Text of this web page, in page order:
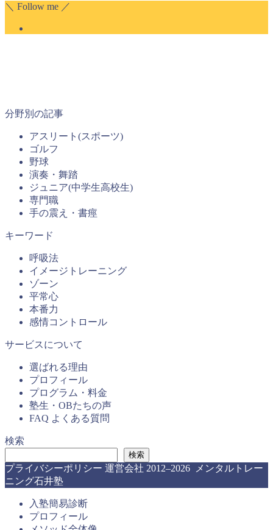
＼ Follow me ／
分野別の記事
アスリート(スポーツ)
ゴルフ
野球
演奏・舞踏
ジュニア(中学生高校生)
専門職
手の震え・書痙
キーワード
呼吸法
イメージトレーニング
ゾーン
平常心
本番力
感情コントロール
サービスについて
選ばれる理由
プロフィール
プログラム・料金
塾生・OBたちの声
FAQ よくある質問
検索
検索
プライバシーポリシー 運営会社 2012–2026 メンタルトレー
ニング石井塾
入塾簡易診断
プロフィール